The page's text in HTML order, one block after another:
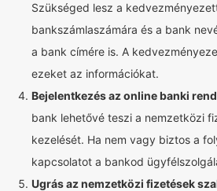
Szükséged lesz a
bankszámlaszámára és a bank
a bank címére is. A
ezeket az információkat.
Bejelentkezés az online banki
bank lehetővé teszi a nemzetközi
kezelését. Ha nem vagy biztos a
kapcsolatot a bankod
Ugrás az nemzetközi fizetések